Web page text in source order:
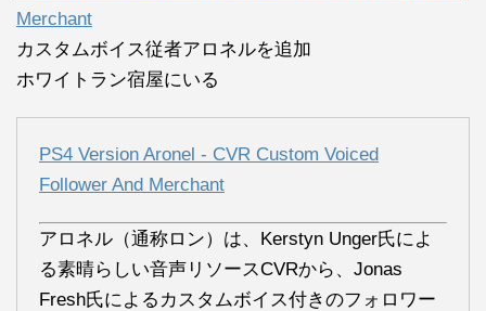
Merchant
カスタムボイス従者アロネルを追加
ホワイトラン宿屋にいる
PS4 Version Aronel - CVR Custom Voiced
Follower And Merchant
アロネル（通称ロン）は、Kerstyn Unger氏によ
る素晴らしい音声リソースCVRから、Jonas
Fresh氏によるカスタムボイス付きのフォロワー